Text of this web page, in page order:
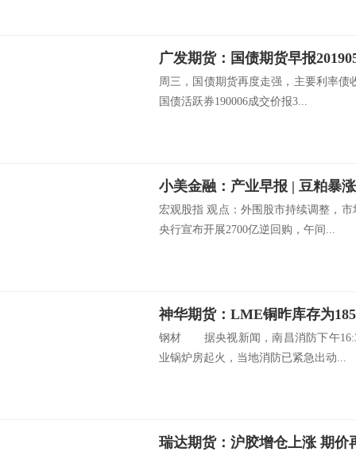
周三，国债期货再度走强，主要利率债
国债活跃券190006成交价报3...
小美金融：产业早报 | 豆粕暴
宏观股指 观点：外围股市持续调整，
央行宣布开展2700亿逆回购，午间...
神华期货：LME铜昨库存为
钢材 据央视新闻，南昌消防下午
业锅炉房起火，当地消防已紧急出动...
瑞达期货：沪胶增仓上涨 期价